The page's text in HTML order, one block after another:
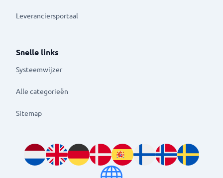
Leveranciersportaal
Snelle links
Systeemwijzer
Alle categorieën
Sitemap